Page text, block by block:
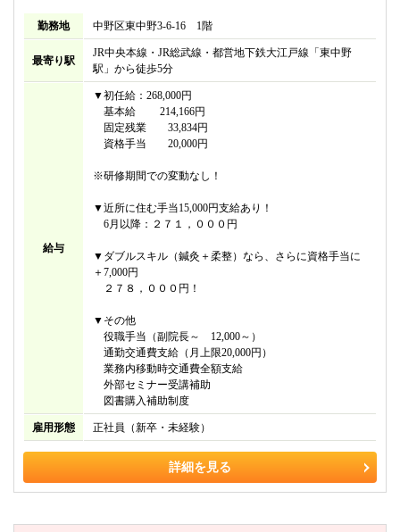
詳細を見る
勤務地 中野区東中野3-6-16 1階
最寄り駅
JR中央本線・JR総武線・都営地下鉄大江戸線「東中野
駅」から徒歩5分
給与
▼初任給：268,000円
基本給 214,166円
固定残業 33,834円
資格手当 20,000円
※研修期間での変動なし！
▼近所に住む手当15,000円支給あり！
6月以降：２７１，０００円
▼ダブルスキル（鍼灸＋柔整）なら、さらに資格手当に
＋7,000円
２７８，０００円！
▼その他
役職手当（副院長～ 12,000～）
通勤交通費支給（月上限20,000円）
業務内移動時交通費全額支給
外部セミナー受講補助
図書購入補助制度
雇用形態 正社員（新卒・未経験）